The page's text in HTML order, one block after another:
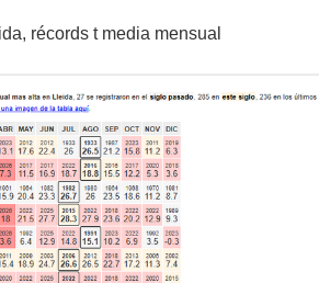
récords t media mensual